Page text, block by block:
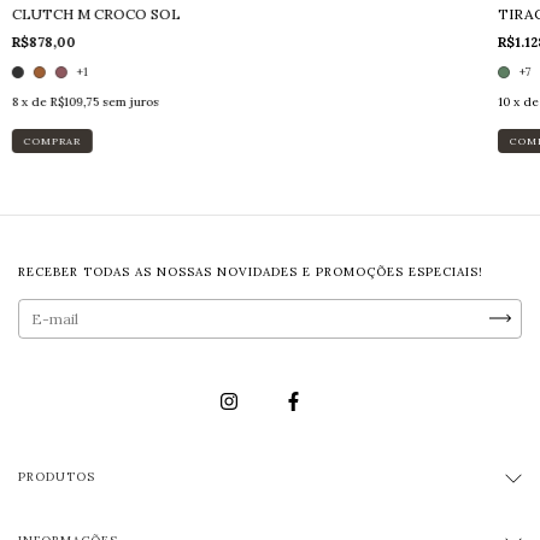
CLUTCH M CROCO SOL
R$878,00
+1
8 x de R$109,75 sem juros
COMPRAR
+7
10 x
RECEBER TODAS AS NOSSAS NOVIDADES E PROMOÇÕES ESPECIAIS!
PRODUTOS